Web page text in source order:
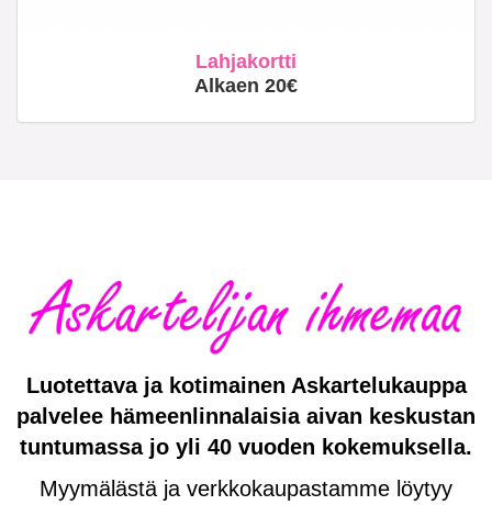
Lahjakortti
Alkaen 20€
Luotettava ja kotimainen Askartelukauppa
palvelee hämeenlinnalaisia aivan keskustan
tuntumassa jo yli 40 vuoden kokemuksella.
Myymälästä ja verkkokaupastamme löytyy